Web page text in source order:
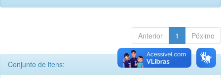
Anterior 1 Póximo
Conjunto de itens: